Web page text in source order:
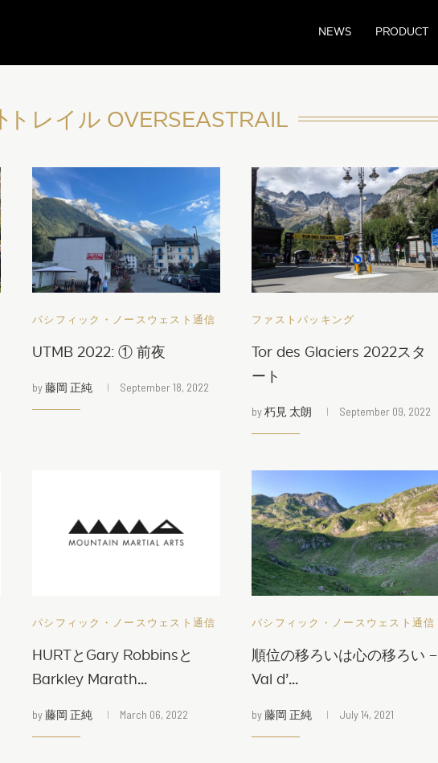
NEWS PRODUCT
トレイル OVERSEASTRAIL
パシフィック・ノースウェスト通信
UTMB 2022: ① 前夜
by藤岡 正純 September 18, 2022
ファストパッキング
Tor des Glaciers 2022スタ
ート
by朽見 太朗 September 09, 2022
パシフィック・ノースウェスト通信
HURTとGary Robbinsと
Barkley Marath...
by藤岡 正純 March 06, 2022
パシフィック・ノースウェスト通信
順位の移ろいは心の移ろい –
Val d’...
by藤岡 正純 July 14, 2021